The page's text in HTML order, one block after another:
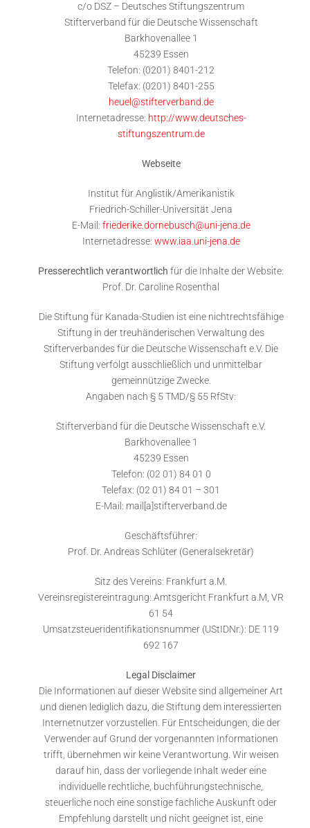
c/o DSZ – Deutsches Stiftungszentrum
Stifterverband für die Deutsche Wissenschaft
Barkhovenallee 1
45239 Essen
Telefon: (0201) 8401-212
Telefax: (0201) 8401-255
heuel@stifterverband.de
Internetadresse: http://www.deutsches-
stiftungszentrum.de
Webseite
Institut für Anglistik/Amerikanistik
Friedrich-Schiller-Universität Jena
E-Mail: friederike.dornebusch@uni-jena.de
Internetadresse: www.iaa.uni-jena.de
Presserechtlich verantwortlich für die Inhalte der Website:
Prof. Dr. Caroline Rosenthal
Die Stiftung für Kanada-Studien ist eine nichtrechtsfähige
Stiftung in der treuhänderischen Verwaltung des
Stifterverbandes für die Deutsche Wissenschaft e.V. Die
Stiftung verfolgt ausschließlich und unmittelbar
gemeinnützige Zwecke.
Angaben nach § 5 TMD/§ 55 RfStv:
Stifterverband für die Deutsche Wissenschaft e.V.
Barkhovenallee 1
45239 Essen
Telefon: (02 01) 84 01 0
Telefax: (02 01) 84 01 – 301
E-Mail: mail[a]stifterverband.de
Geschäftsführer:
Prof. Dr. Andreas Schlüter (Generalsekretär)
Sitz des Vereins: Frankfurt a.M.
Vereinsregistereintragung: Amtsgericht Frankfurt a.M, VR
61 54
Umsatzsteueridentifikationsnummer (UStIDNr.): DE 119
692 167
Legal Disclaimer
Die Informationen auf dieser Website sind allgemeiner Art
und dienen lediglich dazu, die Stiftung dem interessierten
Internetnutzer vorzustellen. Für Entscheidungen, die der
Verwender auf Grund der vorgenannten Informationen
trifft, übernehmen wir keine Verantwortung. Wir weisen
darauf hin, dass der vorliegende Inhalt weder eine
individuelle rechtliche, buchführungstechnische,
steuerliche noch eine sonstige fachliche Auskunft oder
Empfehlung darstellt und nicht geeignet ist, eine